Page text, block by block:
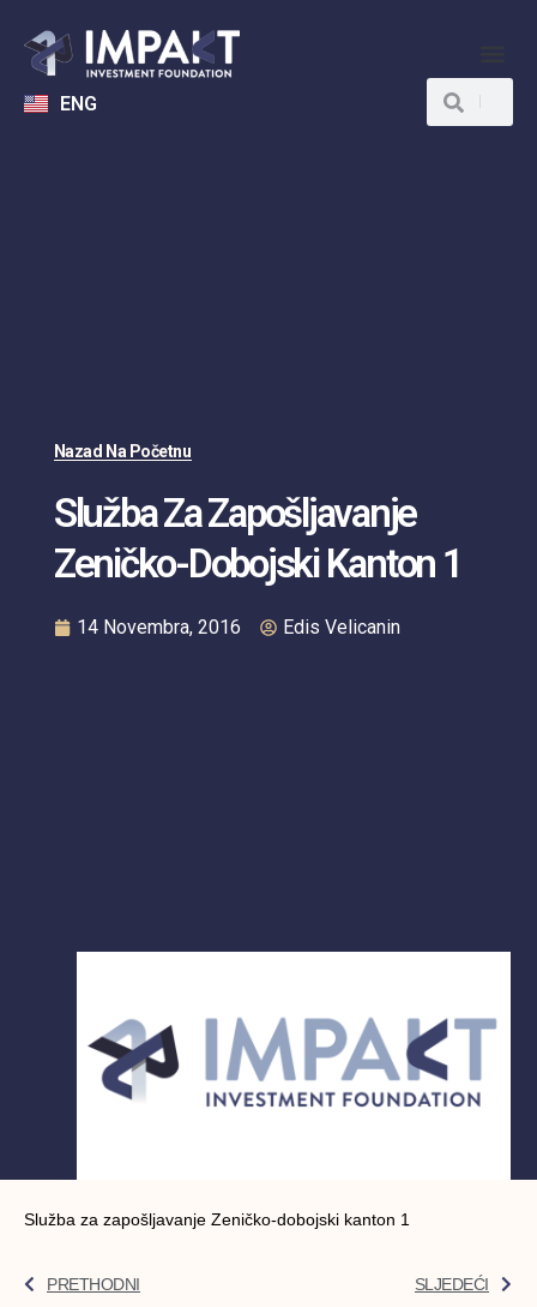
ENG
Nazad Na Početnu
Služba Za Zapošljavanje
Zeničko-Dobojski Kanton 1
14 Novembra, 2016 Edis Velicanin
Služba za zapošljavanje Zeničko-dobojski kanton 1
PRETHODNI SLJEDEĆI